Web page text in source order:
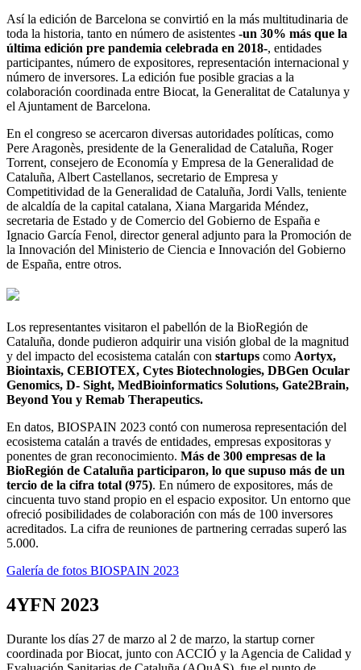
Así la edición de Barcelona se convirtió en la más multitudinaria de
toda la historia, tanto en número de asistentes -un 30% más que la
última edición pre pandemia celebrada en 2018-, entidades
participantes, número de expositores, representación internacional y
número de inversores. La edición fue posible gracias a la
colaboración coordinada entre Biocat, la Generalitat de Catalunya y
el Ajuntament de Barcelona.
En el congreso se acercaron diversas autoridades políticas, como
Pere Aragonès, presidente de la Generalidad de Cataluña, Roger
Torrent, consejero de Economía y Empresa de la Generalidad de
Cataluña, Albert Castellanos, secretario de Empresa y
Competitividad de la Generalidad de Cataluña, Jordi Valls, teniente
de alcaldía de la capital catalana, Xiana Margarida Méndez,
secretaria de Estado y de Comercio del Gobierno de España e
Ignacio García Fenol, director general adjunto para la Promoción de
la Innovación del Ministerio de Ciencia e Innovación del Gobierno
de España, entre otros.
Los representantes visitaron el pabellón de la BioRegión de
Cataluña, donde pudieron adquirir una visión global de la magnitud
y del impacto del ecosistema catalán con startups como Aortyx,
Biointaxis, CEBIOTEX, Cytes Biotechnologies, DBGen Ocular
Genomics, D- Sight, MedBioinformatics Solutions, Gate2Brain,
Beyond You y Remab Therapeutics.
En datos, BIOSPAIN 2023 contó con numerosa representación del
ecosistema catalán a través de entidades, empresas expositoras y
ponentes de gran reconocimiento. Más de 300 empresas de la
BioRegión de Cataluña participaron, lo que supuso más de un
tercio de la cifra total (975). En número de expositores, más de
cincuenta tuvo stand propio en el espacio expositor. Un entorno que
ofreció posibilidades de colaboración con más de 100 inversores
acreditados. La cifra de reuniones de partnering cerradas superó las
5.000.
Galería de fotos BIOSPAIN 2023
4YFN 2023
Durante los días 27 de marzo al 2 de marzo, la startup corner
coordinada por Biocat, junto con ACCIÓ y la Agencia de Calidad y